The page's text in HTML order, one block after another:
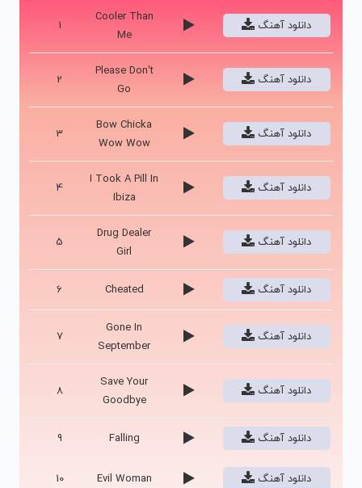
1
Cooler Than
Me
دانلود آهنگ
2
Please Don't
Go
دانلود آهنگ
3
Bow Chicka
Wow Wow
دانلود آهنگ
4
I Took A Pill In
Ibiza
دانلود آهنگ
5
Drug Dealer
Girl
دانلود آهنگ
6 Cheated دانلود آهنگ
7
Gone In
September
دانلود آهنگ
8
Save Your
Goodbye
دانلود آهنگ
9 Falling دانلود آهنگ
10 Evil Woman دانلود آهنگ